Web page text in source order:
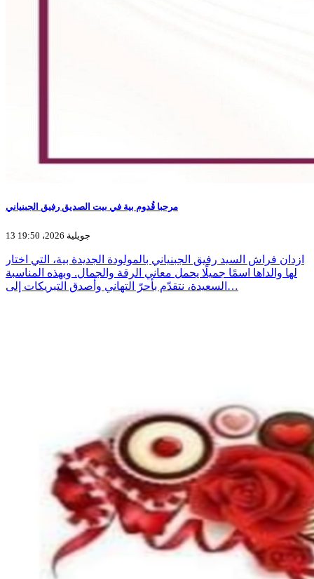
مرحبا قُدوم بية في بيت الصديق رفيق الجبنياني
13 جويلية 2026، 19:50
ازدان فراش السيد رفيق الجبنياني بالمولودة الجديدة بية، التي اختار
لها والداها اسمًا جميلًا يحمل معاني الرقة والجمال. وبهذه المناسبة
السعيدة، نتقدّم بأحرّ التهاني وأصدق التبريكات إلى…